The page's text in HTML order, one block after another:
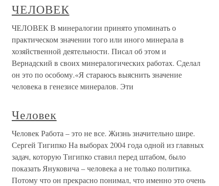
ЧЕЛОВЕК
ЧЕЛОВЕК В минералогии принято упоминать о
практическом значении того или иного минерала в
хозяйственной деятельности. Писал об этом и
Вернадский в своих минералогических работах. Сделал
он это по особому.«Я стараюсь выяснить значение
человека в генезисе минералов. Эти
Человек
Человек Работа – это не все. Жизнь значительно шире.
Сергей Тигипко На выборах 2004 года одной из главных
задач, которую Тигипко ставил перед штабом, было
показать Януковича – человека а не только политика.
Потому что он прекрасно понимал, что именно это очень